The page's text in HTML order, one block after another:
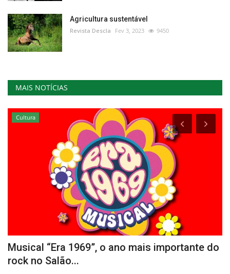
Agricultura sustentável
Revista Descla Fev 3, 2023 9450
MAIS NOTÍCIAS
Cultura
Musical “Era 1969”, o ano mais importante do
rock no Salão...